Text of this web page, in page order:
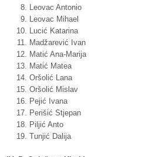
Leovac Antonio
Leovac Mihael
Lucić Katarina
Madžarević Ivan
Matić Ana-Marija
Matić Matea
Oršolić Lana
Oršolić Mislav
Pejić Ivana
Perišić Stjepan
Piljić Anto
Tunjić Dalija